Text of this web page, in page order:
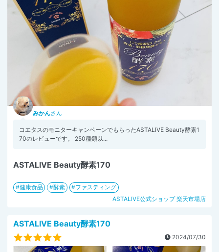
みかんさん
コエタスのモニターキャンペーンでもらったASTALIVE Beauty酵素1
70のレビューです。 250種類以...
ASTALIVE Beauty酵素170
健康食品 酵素
ファスティング
ASTALIVE公式ショップ 楽天市場店
ASTALIVE Beauty酵素170
2024/07/30